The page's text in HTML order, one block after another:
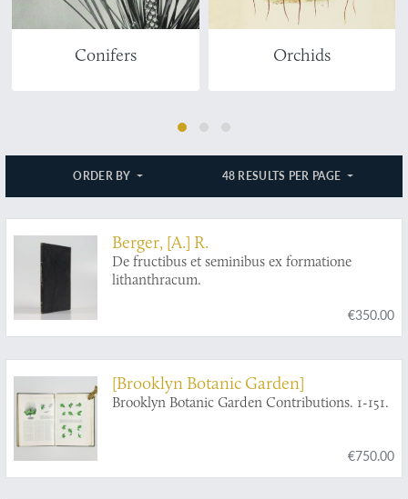
Conifers Orchids
ORDER BY 48 RESULTS PER PAGE
Berger, [A.] R.
De fructibus et seminibus ex formatione
lithanthracum.
€350.00
[Brooklyn Botanic Garden]
Brooklyn Botanic Garden Contributions. 1-151.
€750.00